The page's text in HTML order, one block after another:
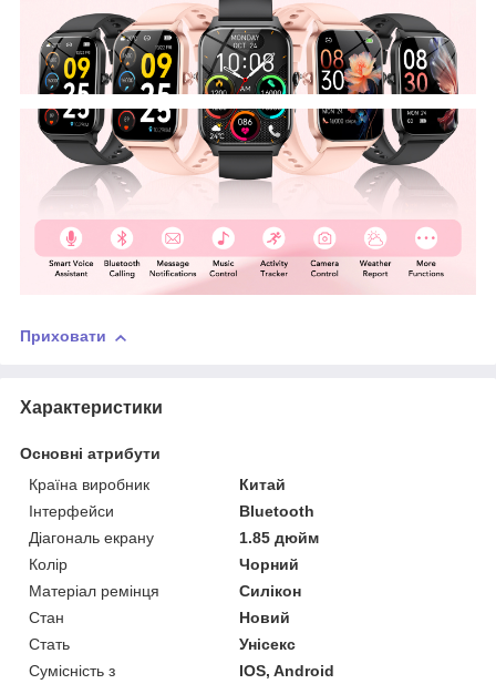
Приховати
Характеристики
Основні атрибути
Країна виробник
Китай
Інтерфейси
Bluetooth
Діагональ екрану
1.85 дюйм
Колір
Чорний
Матеріал ремінця
Силікон
Стан
Новий
Стать
Унісекс
Сумісність з
IOS, Android